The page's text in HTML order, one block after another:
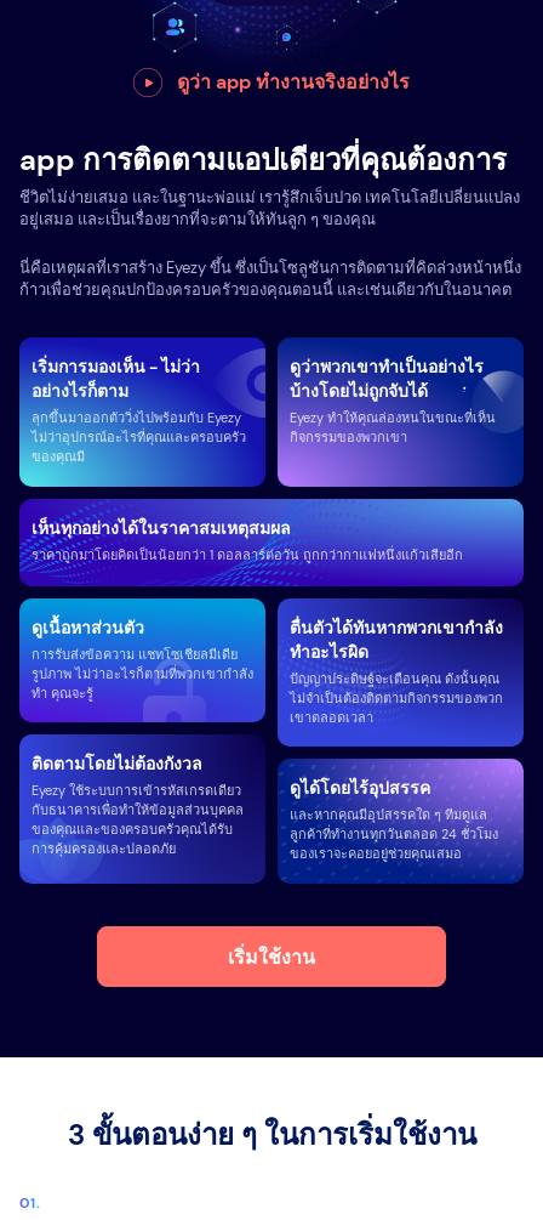
ดูว่า app ทำงานจริงอย่างไร
app การติดตามแอปเดียวที่คุณต้องการ
ชีวิตไม่ง่ายเสมอ และในฐานะพ่อแม่ เรารู้สึกเจ็บปวด เทคโนโลยีเปลี่ยนแปลง
อยู่เสมอ และเป็นเรื่องยากที่จะตามให้ทันลูก ๆ ของคุณ
นี่คือเหตุผลที่เราสร้าง Eyezy ขึ้น ซึ่งเป็นโซลูชันการติดตามที่คิดล่วงหน้าหนึ่ง
ก้าวเพื่อช่วยคุณปกป้องครอบครัวของคุณตอนนี้ และเช่นเดียวกับในอนาคต
เริ่มการมองเห็น - ไม่ว่า
อย่างไรก็ตาม
ลุกขึ้นมาออกตัววิ่งไปพร้อมกับ Eyezy
ไม่ว่าอุปกรณ์อะไรที่คุณและครอบครัว
ของคุณมี
ดูว่าพวกเขาทำเป็นอย่างไร
บ้างโดยไม่ถูกจับได้
Eyezy ทำให้คุณล่องหนในขณะที่เห็น
กิจกรรมของพวกเขา
ติดตามโดยไม่ต้องกังวล
Eyezy ใช้ระบบการเข้ารหัสเกรดเดียว
กับธนาคารเพื่อทำให้ข้อมูลส่วนบุคคล
ของคุณและของครอบครัวคุณได้รับ
การคุ้มครองและปลอดภัย
ดูเนื้อหาส่วนตัว
การรับส่งข้อความ แชทโซเชียลมีเดีย
รูปภาพ ไม่ว่าอะไรก็ตามที่พวกเขากำลัง
ทำ คุณจะรู้
เห็นทุกอย่างได้ในราคาสมเหตุสมผล
ราคาถูกมาโดยคิดเป็นน้อยกว่า 1 ดอลลาร์ต่อวัน ถูกกว่ากาแฟหนึ่งแก้วเสียอีก
ตื่นตัวได้ทันหากพวกเขากำลัง
ทำอะไรผิด
ปัญญาประดิษฐ์จะเตือนคุณ ดังนั้นคุณ
ไม่จำเป็นต้องติดตามกิจกรรมของพวก
เขาตลอดเวลา
ดูได้โดยไร้อุปสรรค
และหากคุณมีอุปสรรคใด ๆ ทีมดูแล
ลูกค้าที่ทำงานทุกวันตลอด 24 ชั่วโมง
ของเราจะคอยอยู่ช่วยคุณเสมอ
เริ่มใช้งาน
3 ขั้นตอนง่าย ๆ ในการเริ่มใช้งาน